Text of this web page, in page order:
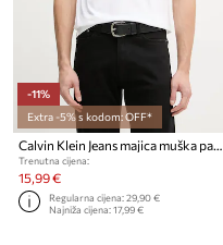
-11%
Extra -5% s kodom: OFF*
Calvin Klein Jeans majica muška pamučna
Trenutna cijena:
15,99 €
Regularna cijena:29,90 €
Najniža cijena:17,99 €